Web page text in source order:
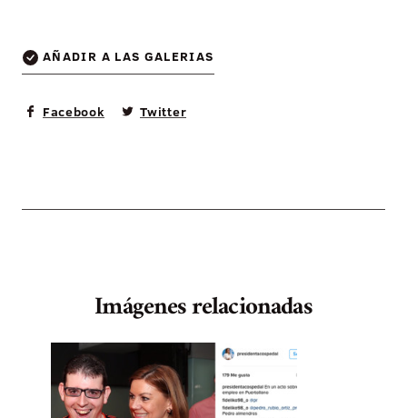
AÑADIR A LAS GALERIAS
Facebook Twitter
Imágenes relacionadas